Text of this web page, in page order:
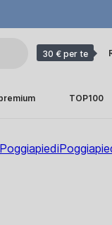
30 € per te
TOP100
Poggiapiedi